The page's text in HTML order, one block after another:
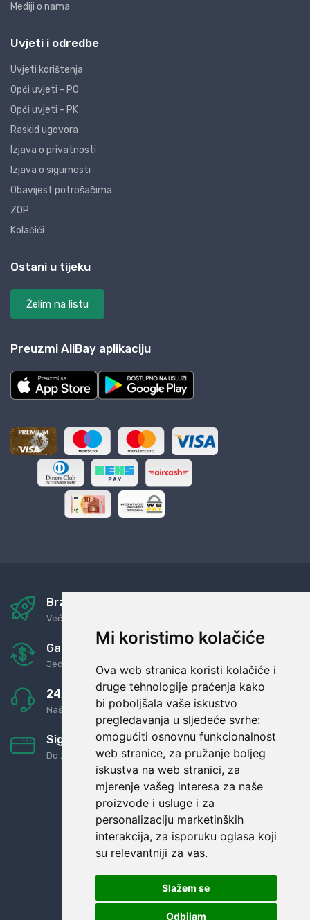
Mi koristimo kolačiće
Ova web stranica koristi kolačiće i
druge tehnologije praćenja kako
bi poboljšala vaše iskustvo
pregledavanja u sljedeće svrhe:
omogućiti osnovnu funkcionalnost
web stranice, za pružanje boljeg
iskustva na web stranici, za
mjerenje vašeg interesa za naše
proizvode i usluge i za
personalizaciju marketinških
interakcija, za isporuku oglasa koji
su relevantniji za vas.
Slažem se
Odbijam
Mediji o nama
Uvjeti i odredbe
Uvjeti korištenja
Opći uvjeti - PO
Opći uvjeti - PK
Raskid ugovora
Izjava o privatnosti
Izjava o sigurnosti
Obavijest potrošačima
ZOP
Kolačići
Ostani u tijeku
Želim na listu
Preuzmi AliBay aplikaciju
Brza i sigurna dostava
Već za nekoliko dana kod vas
Garancija u povrat novaca
Jednostavno pravilo: Roba za novac
24/7 odlična podrška
Naši agenti uvijek na raspolaganju
Sigurno obročno plaćanje
Do 24 rata bez kamata